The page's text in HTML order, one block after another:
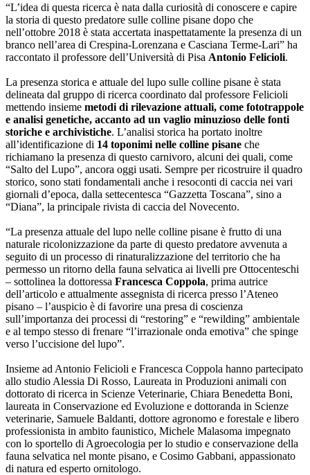
“L’idea di questa ricerca è nata dalla curiosità di conoscere e capire
la storia di questo predatore sulle colline pisane dopo che
nell’ottobre 2018 è stata accertata inaspettatamente la presenza di un
branco nell’area di Crespina-Lorenzana e Casciana Terme-Lari” ha
raccontato il professore dell’Università di Pisa Antonio Felicioli.
La presenza storica e attuale del lupo sulle colline pisane è stata
delineata dal gruppo di ricerca coordinato dal professore Felicioli
mettendo insieme metodi di rilevazione attuali, come fototrappole
e analisi genetiche, accanto ad un vaglio minuzioso delle fonti
storiche e archivistiche. L’analisi storica ha portato inoltre
all’identificazione di 14 toponimi nelle colline pisane che
richiamano la presenza di questo carnivoro, alcuni dei quali, come
“Salto del Lupo”, ancora oggi usati. Sempre per ricostruire il quadro
storico, sono stati fondamentali anche i resoconti di caccia nei vari
giornali d’epoca, dalla settecentesca “Gazzetta Toscana”, sino a
“Diana”, la principale rivista di caccia del Novecento.
“La presenza attuale del lupo nelle colline pisane è frutto di una
naturale ricolonizzazione da parte di questo predatore avvenuta a
seguito di un processo di rinaturalizzazione del territorio che ha
permesso un ritorno della fauna selvatica ai livelli pre Ottocenteschi
– sottolinea la dottoressa Francesca Coppola, prima autrice
dell’articolo e attualmente assegnista di ricerca presso l’Ateneo
pisano – l’auspicio è di favorire una presa di coscienza
sull’importanza dei processi di “restoring” e “rewilding” ambientale
e al tempo stesso di frenare “l’irrazionale onda emotiva” che spinge
verso l’uccisione del lupo”.
Insieme ad Antonio Felicioli e Francesca Coppola hanno partecipato
allo studio Alessia Di Rosso, Laureata in Produzioni animali con
dottorato di ricerca in Scienze Veterinarie, Chiara Benedetta Boni,
laureata in Conservazione ed Evoluzione e dottoranda in Scienze
veterinarie, Samuele Baldanti, dottore agronomo e forestale e libero
professionista in ambito faunistico, Michele Malasoma impegnato
con lo sportello di Agroecologia per lo studio e conservazione della
fauna selvatica nel monte pisano, e Cosimo Gabbani, appassionato
di natura ed esperto ornitologo.